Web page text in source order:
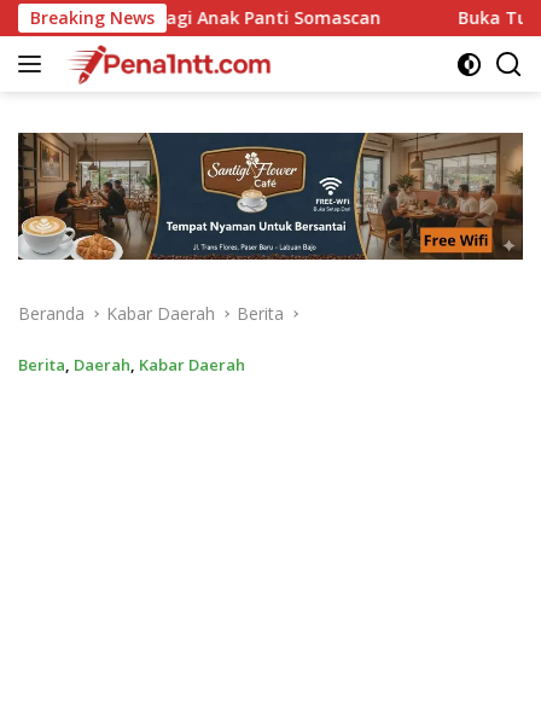
Langsung
ke
konten
Breaking News
Somascan Buka Turnamen Voli Dalam Rangka HUT
Beranda Kabar Daerah Berita
Berita Daerah Kabar Daerah